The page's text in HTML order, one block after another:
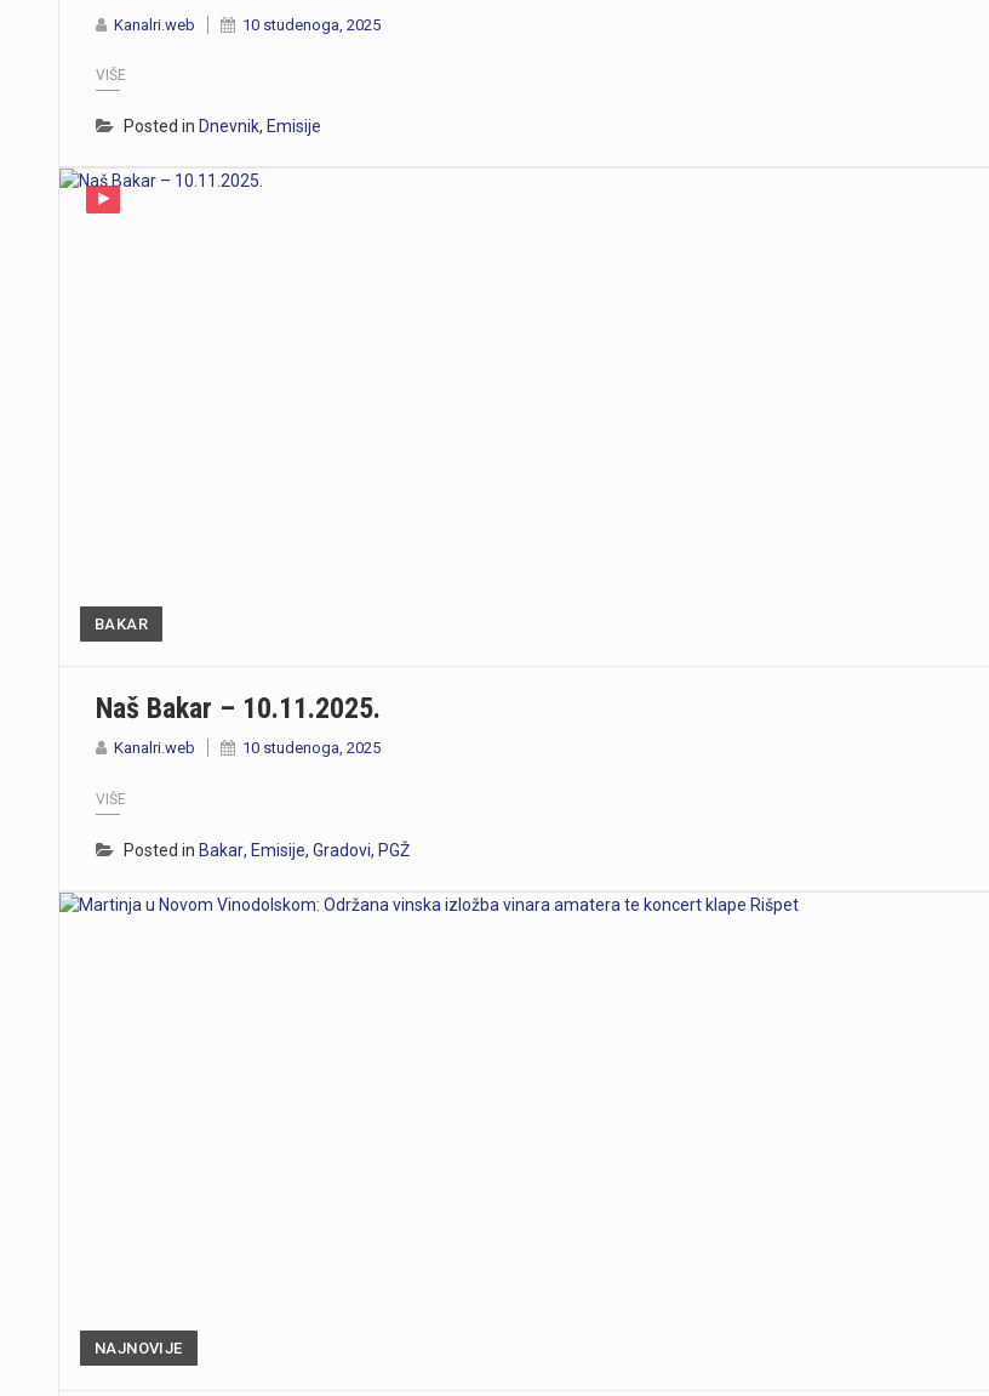
Kanalri.web 10 studenoga, 2025
VIŠE
Posted in Dnevnik, Emisije
BAKAR
Naš Bakar – 10.11.2025.
Kanalri.web 10 studenoga, 2025
VIŠE
Posted in Bakar, Emisije, Gradovi, PGŽ
NAJNOVIJE